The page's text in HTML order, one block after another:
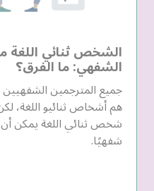
الشخص ثنائي اللغة
الشفهي: ما الفرق؟
هم أشخاص ثنائيو اللغة،
شخص ثنائي اللغة يمكن
شفهيًا.